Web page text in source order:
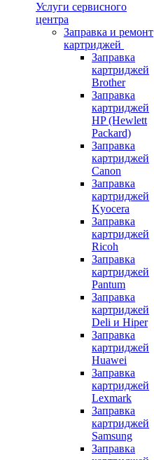
Услуги сервисного
центра
Заправка и ремонт
картриджей
Заправка
картриджей
Brother
Заправка
картриджей
HP (Hewlett
Packard)
Заправка
картриджей
Canon
Заправка
картриджей
Kyocera
Заправка
картриджей
Ricoh
Заправка
картриджей
Pantum
Заправка
картриджей
Deli и Hiper
Заправка
картриджей
Huawei
Заправка
картриджей
Lexmark
Заправка
картриджей
Samsung
Заправка